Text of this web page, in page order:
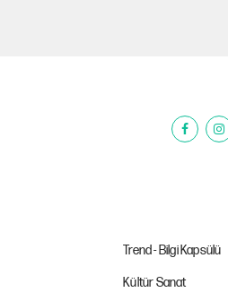
Cem Gürdeniz'den 'Mekke
Trend - Bilgi Kapsülü
Kültür Sanat